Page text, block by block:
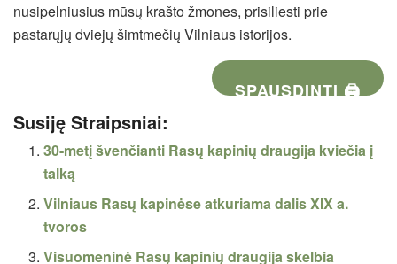
nusipelniusius mūsų krašto žmones, prisiliesti prie
pastarųjų dviejų šimtmečių Vilniaus istorijos.
SPAUSDINTI 🖨
Susiję Straipsniai:
30-metį švenčianti Rasų kapinių draugija kviečia į
talką
Vilniaus Rasų kapinėse atkuriama dalis XIX a.
tvoros
Visuomeninė Rasų kapinių draugija skelbia